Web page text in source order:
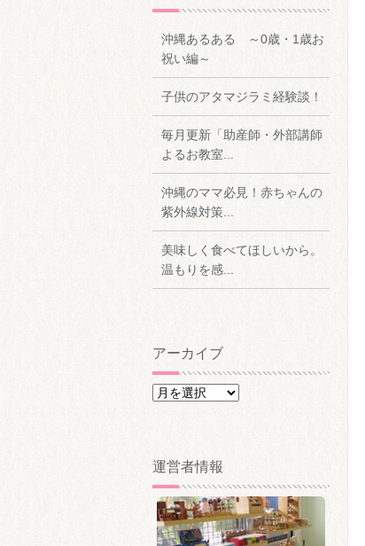
沖縄あるある ～0歳・1歳お
祝い編～
子供のアタマジラミ経験談！
毎月更新「助産師・外部講師
よるお教室...
沖縄のママ必見！赤ちゃんの
紫外線対策...
美味しく食べてほしいから。
温もりを感...
アーカイブ
ア
ブ
運営者情報